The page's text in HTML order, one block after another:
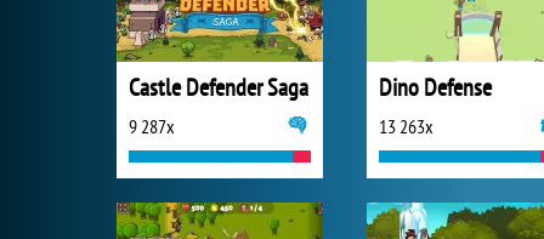
Castle Defender Saga
9 287x
Dino Defense
13 263x